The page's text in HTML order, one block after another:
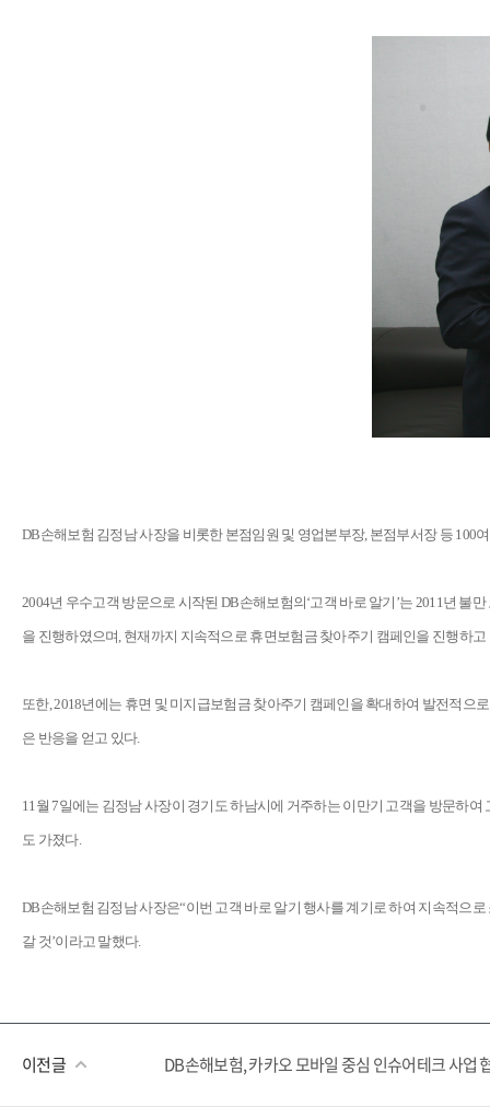
DB손해보험 김정남 사장을 비롯한 본점임원 및 영업본부장, 본점부서장 등 100
2004년 우수고객 방문으로 시작된 DB손해보험의‘고객 바로 알기’는 2011년 불
을 진행하였으며, 현재까지 지속적으로 휴면보험금 찾아주기 캠페인을 진행하고
또한, 2018년에는 휴면 및 미지급보험금 찾아주기 캠페인을 확대하여 발전적으
은 반응을 얻고 있다.
11월 7일에는 김정남 사장이 경기도 하남시에 거주하는 이만기 고객을 방문하
도 가졌다.
DB손해보험 김정남 사장은“이번 고객 바로 알기 행사를 계기로 하여 지속적으
갈 것’이라고 말했다.
이전글 DB손해보험, 카카오 모바일 중심 인슈어테크 사업